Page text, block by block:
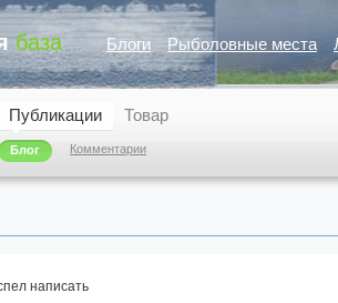
база Блоги Рыболовные места
Публикации
Блог Комментарии
Товар
написать